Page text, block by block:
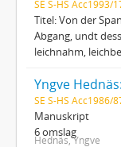
SE S-HS Acc1993/
Titel: Von der
Abgang, undt
leichnahm,
Yngve
SE S-HS Acc1986/
Manuskript
6 omslag
Hednäs, Yngve